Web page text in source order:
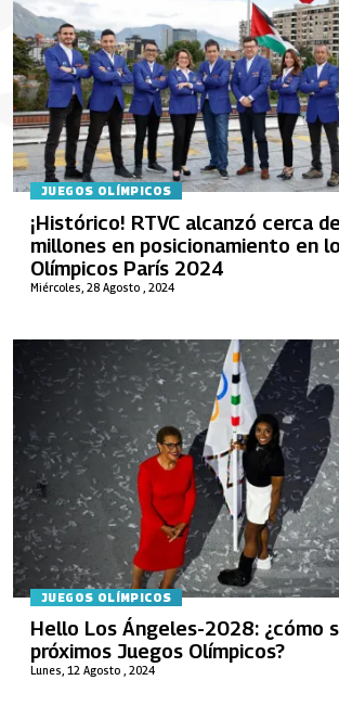
JUEGOS OLÍMPICOS
Miércoles, 28 Agosto , 2024
¡Histórico! RTVC alcanzó cerca
millones en posicionamiento en
Olímpicos París 2024
JUEGOS OLÍMPICOS
Lunes, 12 Agosto , 2024
Hello Los Ángeles-2028: ¿cómo
próximos Juegos Olímpicos?